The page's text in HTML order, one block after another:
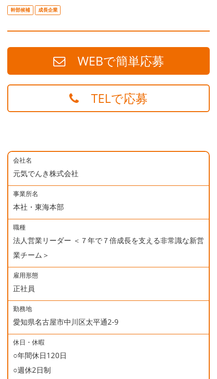
幹部候補 成長企業
WEBで簡単応募
TELで応募
会社名
元気でんき株式会社
事業所名
本社・東海本部
職種
法人営業リーダー ＜７年で７倍成長を支える非常識な新営
業チーム＞
雇用形態
正社員
勤務地
愛知県名古屋市中川区太平通2-9
休日・休暇
○年間休日120日
○週休2日制